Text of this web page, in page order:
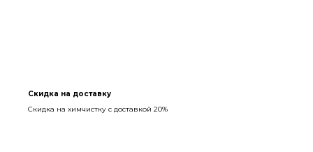
Скидка на доставку
Скидка на химчистку с доставкой 20%